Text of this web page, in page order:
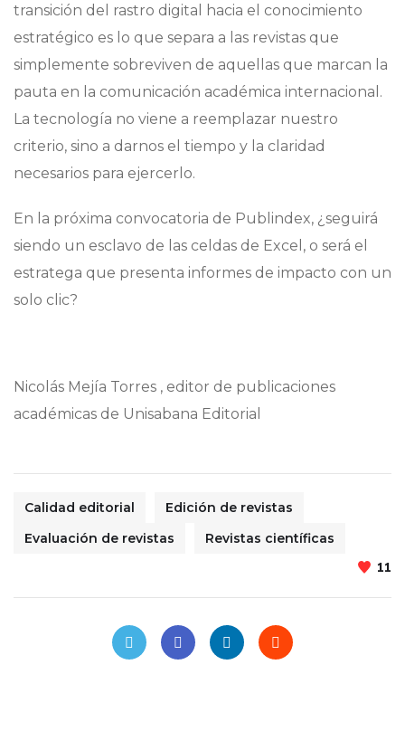
transición del rastro digital hacia el conocimiento
estratégico es lo que separa a las revistas que
simplemente sobreviven de aquellas que marcan la
pauta en la comunicación académica internacional.
La tecnología no viene a reemplazar nuestro
criterio, sino a darnos el tiempo y la claridad
necesarios para ejercerlo.
En la próxima convocatoria de Publindex, ¿seguirá
siendo un esclavo de las celdas de Excel, o será el
estratega que presenta informes de impacto con un
solo clic?
Nicolás Mejía Torres , editor de publicaciones
académicas de Unisabana Editorial
Calidad editorial
Edición de revistas
Evaluación de revistas
Revistas científicas
11